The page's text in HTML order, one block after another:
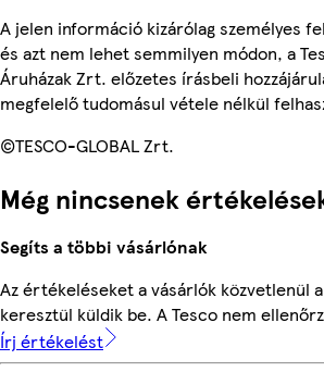
A jelen információ kizárólag személyes
és azt nem lehet semmilyen módon, a
Áruházak Zrt. előzetes írásbeli
megfelelő tudomásul vétele nélkül
©TESCO-GLOBAL Zrt.
Még nincsenek
Segíts a többi vásárlónak
Az értékeléseket a vásárlók közvetlenül
keresztül küldik be. A Tesco nem
Írj értékelést